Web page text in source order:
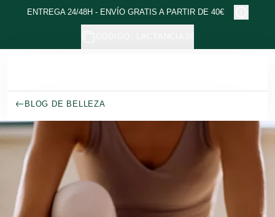
Ir al contenido principal
ENTREGA 24/48H - ENVÍO GRATIS A PARTIR DE 40€
BLOG DE BELLEZA